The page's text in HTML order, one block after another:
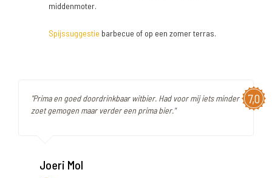
middenmoter.
Spijssuggestie barbecue of op een zomer terras.
7,0
"Prima en goed doordrinkbaar witbier. Had voor mij iets minder
zoet gemogen maar verder een prima bier."
Joeri Mol